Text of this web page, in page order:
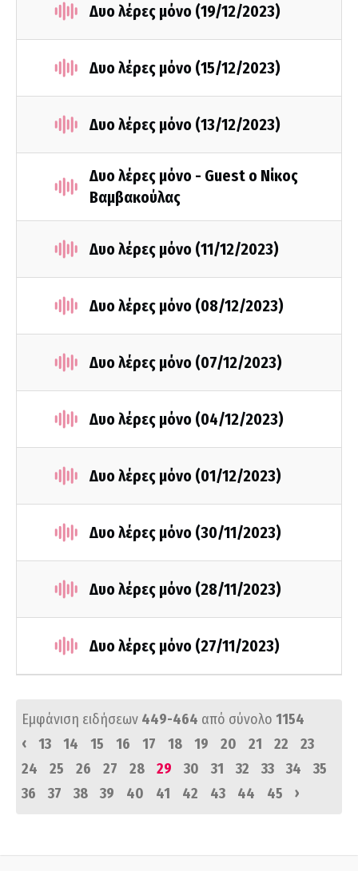
Δυο λέρες μόνο (19/12/2023)
Δυο λέρες μόνο (15/12/2023)
Δυο λέρες μόνο (13/12/2023)
Δυο λέρες μόνο - Guest ο Νίκος
Βαμβακούλας
Δυο λέρες μόνο (11/12/2023)
Δυο λέρες μόνο (08/12/2023)
Δυο λέρες μόνο (07/12/2023)
Δυο λέρες μόνο (04/12/2023)
Δυο λέρες μόνο (01/12/2023)
Δυο λέρες μόνο (30/11/2023)
Δυο λέρες μόνο (28/11/2023)
Δυο λέρες μόνο (27/11/2023)
Εμφάνιση ειδήσεων 449-464 από σύνολο 1154
‹
13 14 15 16 17 18 19 20 21 22
23
24
25 26 27 28 29 30 31 32 33 34
35
36
37 38 39 40 41 42 43 44 45 ›